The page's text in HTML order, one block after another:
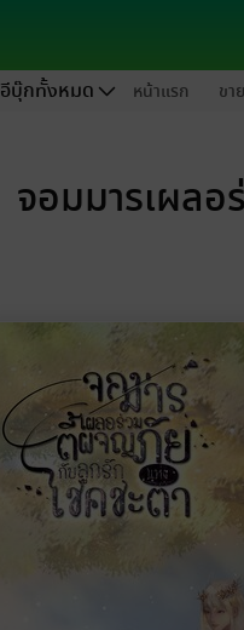
อีบุ๊กทั้งหมด หน้าแรก ขา
จอมมารเผล